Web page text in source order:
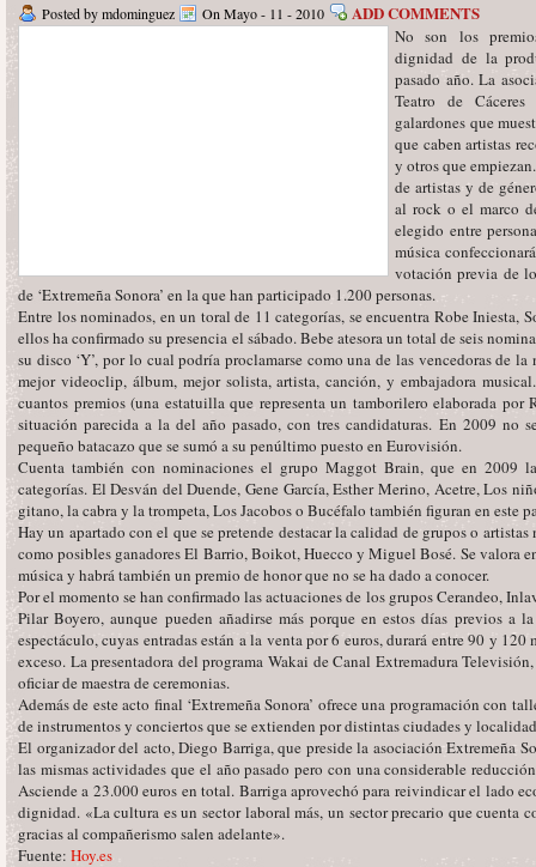
Posted by mdominguez On Mayo - 11 - 2010 ADD COMMENTS
No son los
dignidad de la
pasado año. La
Teatro de
galardones que
que caben artistas
y otros que
de artistas y de
al rock o el marco
elegido entre
música
votación previa de
de ‘Extremeña Sonora’ en la que han participado 1.200 personas.
Entre los nominados, en un toral de 11 categorías, se encuentra Robe Iniesta,
ellos ha confirmado su presencia el sábado. Bebe atesora un total de seis
su disco ‘Y’, por lo cual podría proclamarse como una de las vencedoras de
mejor videoclip, álbum, mejor solista, artista, canción, y embajadora
cuantos premios (una estatuilla que representa un tamborilero elaborada por
situación parecida a la del año pasado, con tres candidaturas. En 2009 no
pequeño batacazo que se sumó a su penúltimo puesto en Eurovisión.
Cuenta también con nominaciones el grupo Maggot Brain, que en 2009
categorías. El Desván del Duende, Gene García, Esther Merino, Acetre, Los
gitano, la cabra y la trompeta, Los Jacobos o Bucéfalo también figuran en este
Hay un apartado con el que se pretende destacar la calidad de grupos o
como posibles ganadores El Barrio, Boikot, Huecco y Miguel Bosé. Se valora
música y habrá también un premio de honor que no se ha dado a conocer.
Por el momento se han confirmado las actuaciones de los grupos Cerandeo,
Pilar Boyero, aunque pueden añadirse más porque en estos días previos a
espectáculo, cuyas entradas están a la venta por 6 euros, durará entre 90 y
exceso. La presentadora del programa Wakai de Canal Extremadura
oficiar de maestra de ceremonias.
Además de este acto final ‘Extremeña Sonora’ ofrece una programación con
de instrumentos y conciertos que se extienden por distintas ciudades y
El organizador del acto, Diego Barriga, que preside la asociación Extremeña
las mismas actividades que el año pasado pero con una considerable
Asciende a 23.000 euros en total. Barriga aprovechó para reivindicar el lado
dignidad. «La cultura es un sector laboral más, un sector precario que cuenta
gracias al compañerismo salen adelante».
Fuente: Hoy.es